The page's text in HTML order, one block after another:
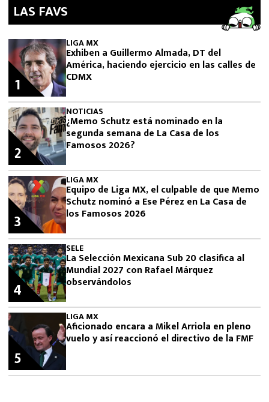
LAS FAVS
LIGA MX
Exhiben a Guillermo Almada, DT del
América, haciendo ejercicio en las calles de
CDMX
1
NOTICIAS
¿Memo Schutz está nominado en la
segunda semana de La Casa de los
Famosos 2026?
2
LIGA MX
Equipo de Liga MX, el culpable de que Memo
Schutz nominó a Ese Pérez en La Casa de
los Famosos 2026
3
SELE
La Selección Mexicana Sub 20 clasifica al
Mundial 2027 con Rafael Márquez
observándolos
4
LIGA MX
Aficionado encara a Mikel Arriola en pleno
vuelo y así reaccionó el directivo de la FMF
5